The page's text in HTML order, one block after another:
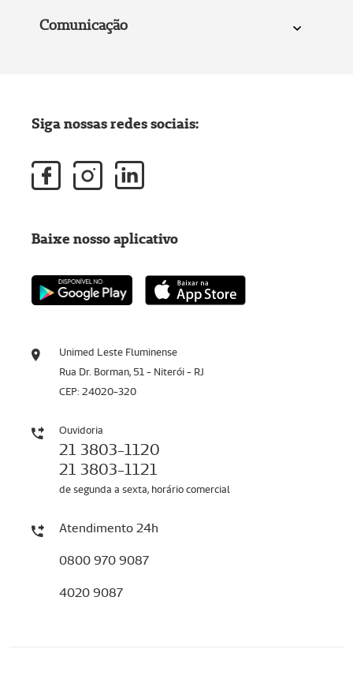
Comunicação
Unimed Leste Fluminense
Rua Dr. Borman, 51 - Niterói - RJ
CEP: 24020-320
Ouvidoria
21 3803-1120
21 3803-1121
de segunda a sexta, horário comercial
Atendimento 24h
0800 970 9087
4020 9087
Siga nossas redes sociais:
Baixe nosso aplicativo